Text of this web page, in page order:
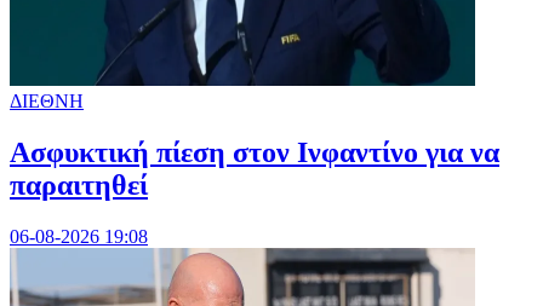
ΔΙΕΘΝΗ
Ασφυκτική πίεση στον Ινφαντίνο για να
παραιτηθεί
06-08-2026 19:08